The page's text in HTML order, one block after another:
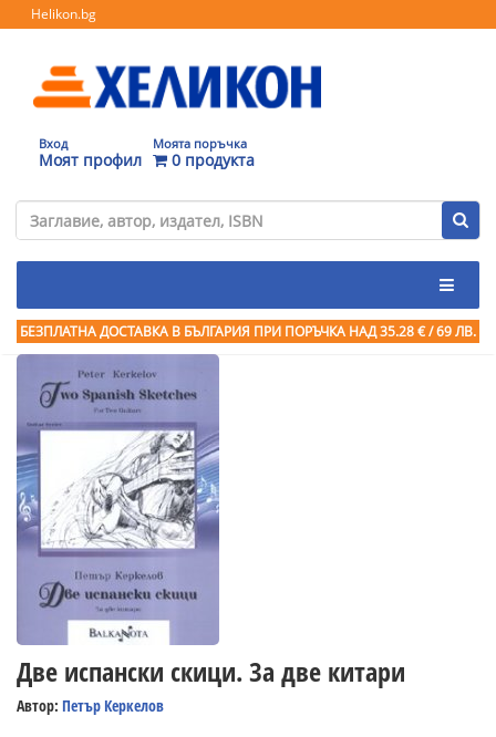
Helikon.bg
Вход
Моят профил
Моята поръчка
0 продукта
БЕЗПЛАТНА ДОСТАВКА В БЪЛГАРИЯ ПРИ ПОРЪЧКА НАД 35.28 € / 69 ЛВ.
Две испански скици. За две китари
Автор: Петър Керкелов